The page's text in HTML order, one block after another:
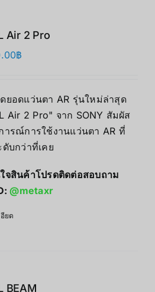
Air 2 Pro
฿
ยอดแว่นตา AR รุ่นใหม่ล่าสุด
Air 2 Pro" จาก SONY สัมผัส
ารณ์การใช้งานแว่นตา AR ที่
ดับกว่าที่เคย
จสินค้าโปรดติดต่อสอบถาม
@metaxr
ยด
BEAM